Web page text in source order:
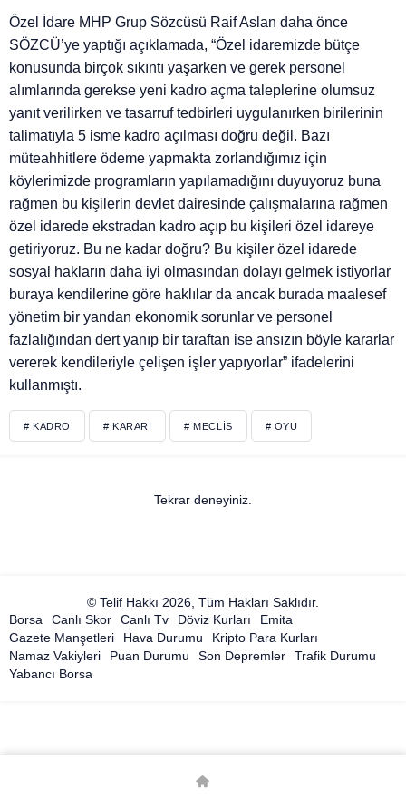
Özel İdare MHP Grup Sözcüsü Raif Aslan daha önce
SÖZCÜ’ye yaptığı açıklamada, “Özel idaremizde bütçe
konusunda birçok sıkıntı yaşarken ve gerek personel
alımlarında gerekse yeni kadro açma taleplerine olumsuz
yanıt verilirken ve tasarruf tedbirleri uygulanırken birilerinin
talimatıyla 5 isme kadro açılması doğru değil. Bazı
müteahhitlere ödeme yapmakta zorlandığımız için
köylerimizde programların yapılamadığını duyuyoruz buna
rağmen bu kişilerin devlet dairesinde çalışmalarına rağmen
özel idarede ekstradan kadro açıp bu kişileri özel idareye
getiriyoruz. Bu ne kadar doğru? Bu kişiler özel idarede
sosyal hakların daha iyi olmasından dolayı gelmek istiyorlar
buraya kendilerine göre haklılar da ancak burada maalesef
yönetim bir yandan ekonomik sorunlar ve personel
fazlalığından dert yanıp bir taraftan ise ansızın böyle kararlar
vererek kendileriyle çelişen işler yapıyorlar” ifadelerini
kullanmıştı.
# KADRO # KARARI # MECLIS # OYU
Tekrar deneyiniz.
© Telif Hakkı 2026, Tüm Hakları Saklıdır.
Borsa
Canlı Skor Canlı Tv Döviz Kurları
Emita
Gazete Manşetleri
Hava Durumu
Kripto Para Kurları
Namaz Vakiyleri
Puan Durumu Son Depremler
Trafik Durumu
Yabancı Borsa